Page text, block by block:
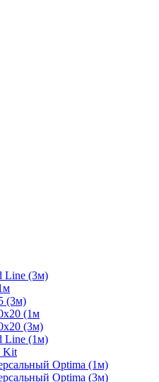
Line (3м)
(3м)
(1м
(3м)
Line (1м)
Kit
Optima (1м)
Optima (3м)